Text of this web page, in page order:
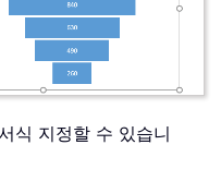
식 지정할 수 있습니